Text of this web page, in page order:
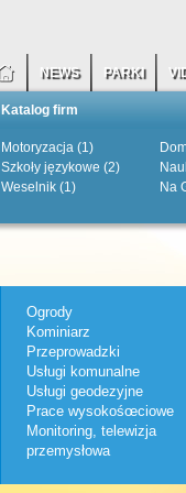
NEWS PARKI
Katalog firm
Motoryzacja (1)
Szkoły językowe (2)
Weselnik (1)
Na
Ogrody
Kominiarz
Przeprowadzki
Usługi komunalne
Usługi geodezyjne
Prace wysokośœciowe
Monitoring, telewizja
przemysłowa